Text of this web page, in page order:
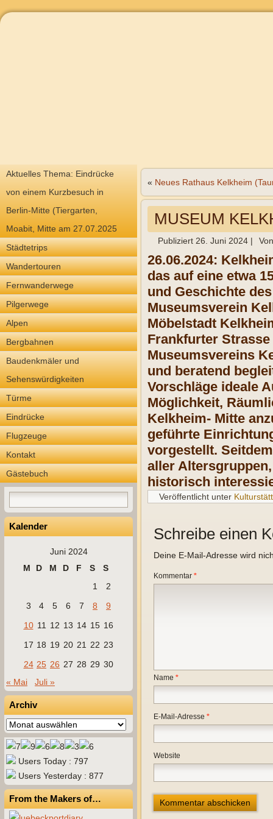
Aktuelles Thema: Eindrücke
von einem Kurzbesuch in
Berlin-Mitte (Tiergarten,
Moabit, Mitte am 27.07.2025
Städtetrips
Wandertouren
Fernwanderwege
Pilgerwege
Alpen
Bergbahnen
Baudenkmäler und
Sehenswürdigkeiten
Türme
Eindrücke
Flugzeuge
Kontakt
Gästebuch
Kalender
Juni 2024
M
D M D F S
S
1
2
3
4 5 6 7 8
9
10 11 12 13 14 15 16
17 18 19 20 21 22 23
24 25 26 27 28 29 30
« Mai
Juli »
Archiv
Archiv
Users Today : 797
Users Yesterday : 877
From the Makers of…
« Neues Rathaus Kelkheim
MUSEUM
Publiziert 26. Juni 2024 | Von
26.06.2024:
das auf eine etwa
und Geschichte
Museumsverein
Möbelstadt
Frankfurter
Museumsvereins
und beratend
Vorschläge ideale
Möglichkeit,
Kelkheim- Mitte
geführte
vorgestellt.
aller
historisch
Veröffentlicht unter
Schreibe einen
Deine E-Mail-Adresse wird
Kommentar *
Name *
E-Mail-Adresse *
Website